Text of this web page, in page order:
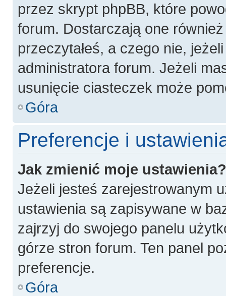
przez skrypt phpBB, które
forum. Dostarczają one
przeczytałeś, a czego nie,
administratora forum. Jeżeli
usunięcie ciasteczek może
Góra
Preferencje i
Jak zmienić moje ustawienia?
Jeżeli jesteś zarejestrowanym
ustawienia są zapisywane w
zajrzyj do swojego panelu
górze stron forum. Ten panel
preferencje.
Góra